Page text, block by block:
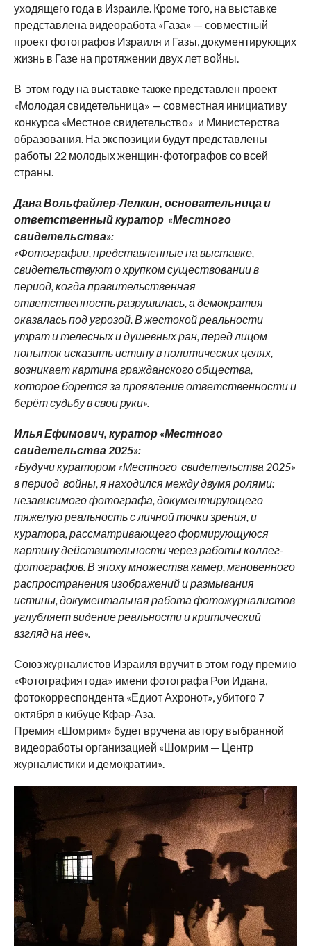
уходящего года в Израиле. Кроме того, на выставке
представлена видеоработа «Газа» — совместный
проект фотографов Израиля и Газы, документирующих
жизнь в Газе на протяжении двух лет войны.
В этом году на выставке также представлен проект
«Молодая свидетельница» — совместная инициативу
конкурса «Местное свидетельство» и Министерства
образования. На экспозиции будут представлены
работы 22 молодых женщин-фотографов со всей
страны.
Дана Вольфайлер-Лелкин, основательница и
ответственный куратор «Местного
свидетельства»:
«Фотографии, представленные на выставке,
свидетельствуют о хрупком существовании в
период, когда правительственная
ответственность разрушилась, а демократия
оказалась под угрозой. В жестокой реальности
утрат и телесных и душевных ран, перед лицом
попыток исказить истину в политических целях,
возникает картина гражданского общества,
которое борется за проявление ответственности и
берёт судьбу в свои руки».
Илья Ефимович, куратор «Местного
свидетельства 2025»:
«Будучи куратором «Местного свидетельства 2025»
в период войны, я находился между двумя ролями:
независимого фотографа, документирующего
тяжелую реальность с личной точки зрения, и
куратора, рассматривающего формирующуюся
картину действительности через работы коллег-
фотографов. В эпоху множества камер, мгновенного
распространения изображений и размывания
истины, документальная работа фотожурналистов
углубляет видение реальности и критический
взгляд на нее».
Союз журналистов Израиля вручит в этом году премию
«Фотография года» имени фотографа Рои Идана,
фотокорреспондента «Едиот Ахронот», убитого 7
октября в кибуце Кфар-Аза.
Премия «Шомрим» будет вручена автору выбранной
видеоработы организацией «Шомрим — Центр
журналистики и демократии».